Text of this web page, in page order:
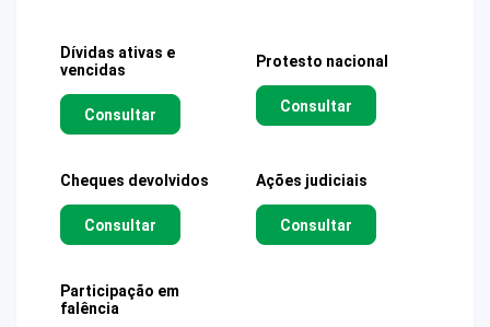
Dívidas ativas e
vencidas
Consultar
Protesto nacional
Consultar
Cheques devolvidos
Consultar
Ações judiciais
Consultar
Participação em
falência